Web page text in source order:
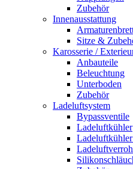
Zubehör
Innenausstattung
Sitze &
Karosserie /
Anbauteile
Beleuchtung
Unterboden
Zubehör
Ladeluftsystem
Bypassventile
Ladeluftkühler